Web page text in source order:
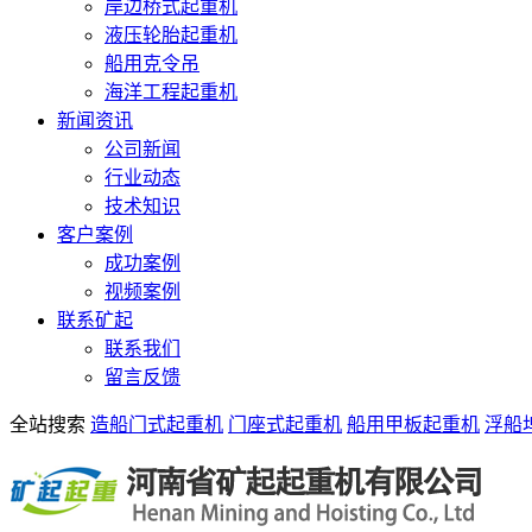
岸边桥式起重机
液压轮胎起重机
船用克令吊
海洋工程起重机
新闻资讯
公司新闻
行业动态
技术知识
客户案例
成功案例
视频案例
联系矿起
联系我们
留言反馈
全站搜索 造船门式起重机 门座式起重机 船用甲板起重机 浮船